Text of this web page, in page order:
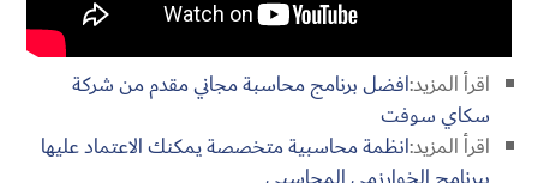
اقرأ المزيد:افضل برنامج محاسبة مجاني مقدم من شركة
سكاي سوفت
اقرأ المزيد:انظمة محاسبية متخصصة يمكنك الاعتماد عليها